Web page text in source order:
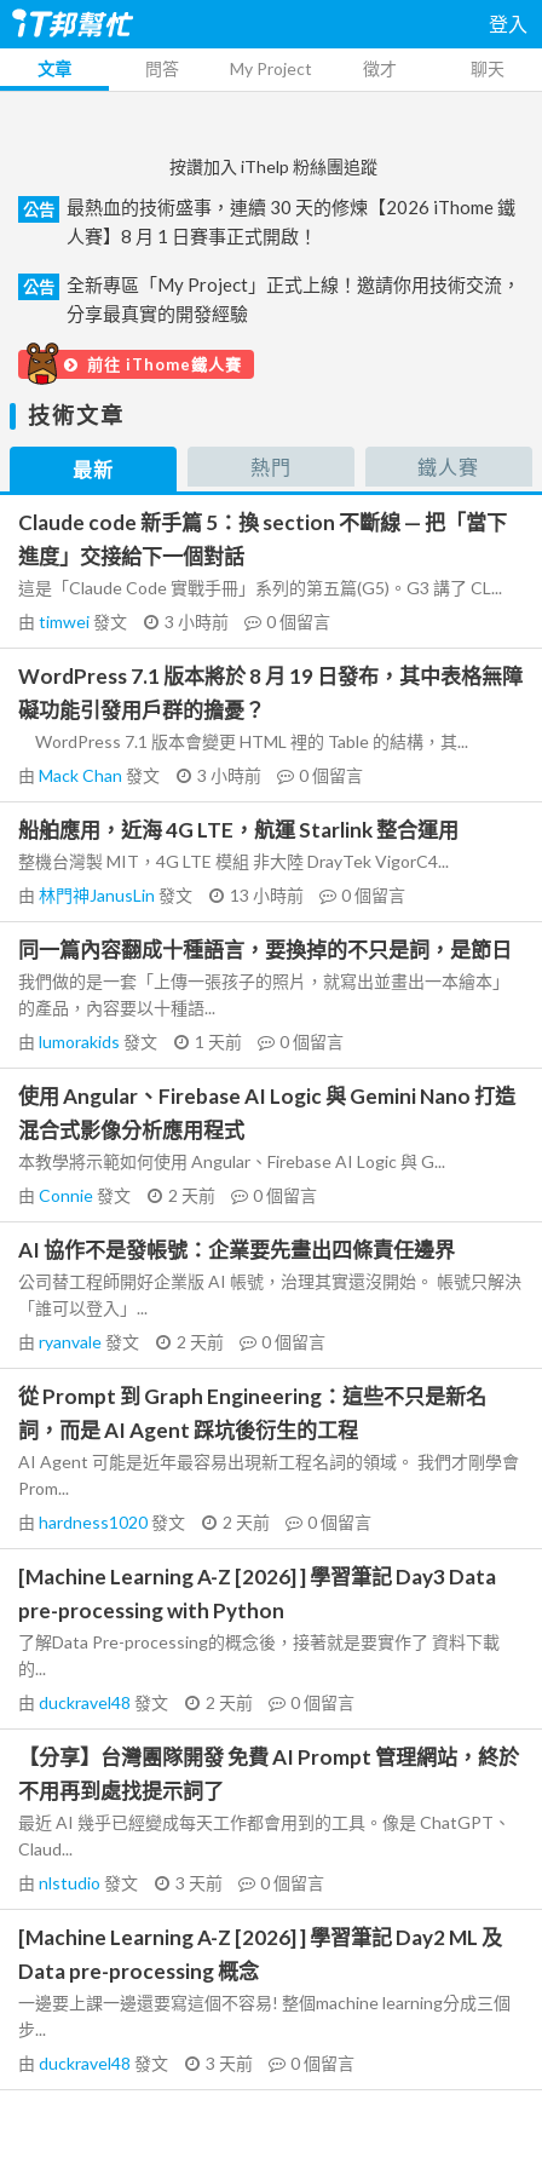
登入
文章 問答 My Project 徵才 聊天
按讚加入 iThelp 粉絲團追蹤
公告
最熱血的技術盛事，連續 30 天的修煉【2026 iThome 鐵
人賽】8 月 1 日賽事正式開啟！
公告
全新專區「My Project」正式上線！邀請你用技術交流，
分享最真實的開發經驗
前往 iThome鐵人賽
技術文章
最新 熱門 鐵人賽
Claude code 新手篇 5：換 section 不斷線 — 把「當下
進度」交接給下一個對話
這是「Claude Code 實戰手冊」系列的第五篇(G5)。G3 講了 CL...
由 timwei發文 3 小時前 0個留言
WordPress 7.1 版本將於 8 月 19 日發布，其中表格無障
礙功能引發用戶群的擔憂？
WordPress 7.1 版本會變更 HTML 裡的 Table 的結構，其...
由 Mack Chan 發文 3 小時前 0個留言
船舶應用，近海 4G LTE，航運 Starlink 整合運用
整機台灣製 MIT，4G LTE 模組 非大陸 DrayTek VigorC4...
由 林門神JanusLin 發文 13 小時前 0個留言
同一篇內容翻成十種語言，要換掉的不只是詞，是節日
我們做的是一套「上傳一張孩子的照片，就寫出並畫出一本繪本」
的產品，內容要以十種語...
由 lumorakids 發文 1 天前 0個留言
使用 Angular、Firebase AI Logic 與 Gemini Nano 打造
混合式影像分析應用程式
本教學將示範如何使用 Angular、Firebase AI Logic 與 G...
由 Connie發文 2 天前 0個留言
AI 協作不是發帳號：企業要先畫出四條責任邊界
公司替工程師開好企業版 AI 帳號，治理其實還沒開始。 帳號只解決
「誰可以登入」...
由 ryanvale發文 2 天前 0個留言
從 Prompt 到 Graph Engineering：這些不只是新名
詞，而是 AI Agent 踩坑後衍生的工程
AI Agent 可能是近年最容易出現新工程名詞的領域。 我們才剛學會
Prom...
由 hardness1020發文 2 天前 0個留言
[Machine Learning A-Z [2026] ] 學習筆記 Day3 Data
pre-processing with Python
了解Data Pre-processing的概念後，接著就是要實作了 資料下載
的...
由 duckravel48 發文 2 天前 0個留言
【分享】台灣團隊開發 免費 AI Prompt 管理網站，終於
不用再到處找提示詞了
最近 AI 幾乎已經變成每天工作都會用到的工具。像是 ChatGPT、
Claud...
由 nlstudio 發文 3 天前 0個留言
[Machine Learning A-Z [2026] ] 學習筆記 Day2 ML 及
Data pre-processing 概念
一邊要上課一邊還要寫這個不容易! 整個machine learning分成三個
步...
由 duckravel48 發文 3 天前 0個留言